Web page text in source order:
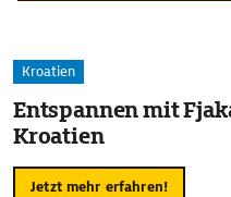
Kroatien
Entspannen mit
Kroatien
Jetzt mehr erfahren!